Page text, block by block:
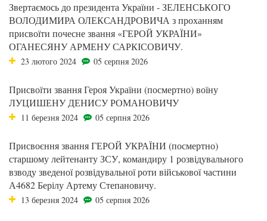
Звертаємось до президента України - ЗЕЛЕНСЬКОГО
ВОЛОДИМИРА ОЛЕКСАНДРОВИЧА з проханням
присвоїти почесне звання «ГЕРОЙ УКРАЇНИ»
ОГАНЕСЯНУ АРМЕНУ САРКІСОВИЧУ.
23 лютого 2024 05 серпня 2026
Присвоїти звання Героя України (посмертно) воїну
ЛУЦИШЕНУ ДЕНИСУ РОМАНОВИЧУ
11 березня 2024 05 серпня 2026
Присвоєння звання ГЕРОЙ УКРАЇНИ (посмертно)
старшому лейтенанту ЗСУ, командиру 1 розвідувального
взводу зведеної розвідувальної роти військової частини
А4682 Берілу Артему Степановичу.
13 березня 2024 05 серпня 2026